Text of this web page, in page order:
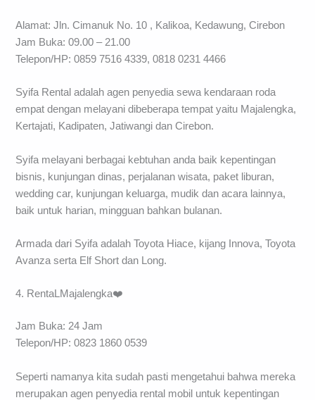
Alamat: Jln. Cimanuk No. 10 , Kalikoa, Kedawung, Cirebon
Jam Buka: 09.00 – 21.00
Telepon/HP: 0859 7516 4339, 0818 0231 4466
Syifa Rental adalah agen penyedia sewa kendaraan roda
empat dengan melayani dibeberapa tempat yaitu Majalengka,
Kertajati, Kadipaten, Jatiwangi dan Cirebon.
Syifa melayani berbagai kebtuhan anda baik kepentingan
bisnis, kunjungan dinas, perjalanan wisata, paket liburan,
wedding car, kunjungan keluarga, mudik dan acara lainnya,
baik untuk harian, mingguan bahkan bulanan.
Armada dari Syifa adalah Toyota Hiace, kijang Innova, Toyota
Avanza serta Elf Short dan Long.
4. RentaLMajalengka❤️
Jam Buka: 24 Jam
Telepon/HP: 0823 1860 0539
Seperti namanya kita sudah pasti mengetahui bahwa mereka
merupakan agen penyedia rental mobil untuk kepentingan